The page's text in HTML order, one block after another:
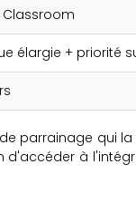
élargie + priorité
parrainage qui
d'accéder à